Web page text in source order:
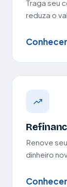
Traga seu
reduza o
Conhecer
Renove
dinheiro
Conhecer